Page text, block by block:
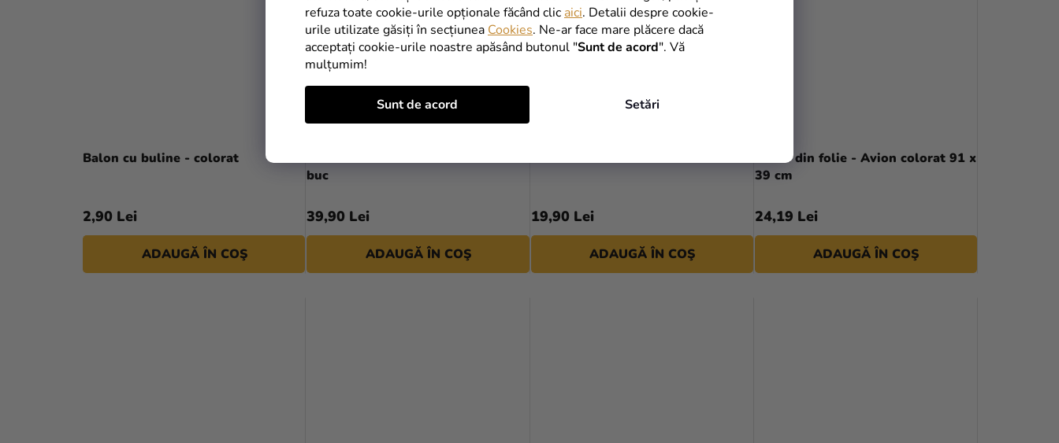
refuza toate cookie-urile opționale făcând clic aici. Detalii despre cookie-
urile utilizate găsiți în secțiunea Cookies. Ne-ar face mare plăcere dacă
acceptați cookie-urile noastre apăsând butonul "Sunt de acord". Vă
mulțumim!
Setări
Sunt de acord
Balon cu buline - colorat
2,90 Lei
ADAUGĂ ÎN COŞ
buc
39,90 Lei
ADAUGĂ ÎN COŞ
19,90 Lei
ADAUGĂ ÎN COŞ
Balon din folie - Avion colorat 91 x
39 cm
24,19 Lei
ADAUGĂ ÎN COŞ